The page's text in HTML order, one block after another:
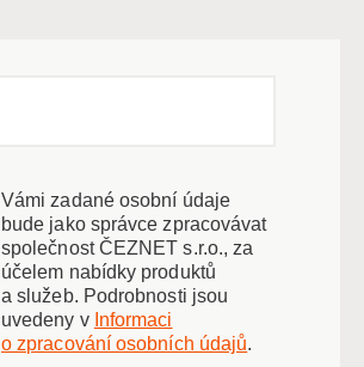
Vámi zadané osobní údaje
bude jako správce zpracovávat
společnost ČEZNET s.r.o., za
účelem nabídky produktů
a služeb. Podrobnosti jsou
uvedeny v Informaci
o zpracování osobních údajů.